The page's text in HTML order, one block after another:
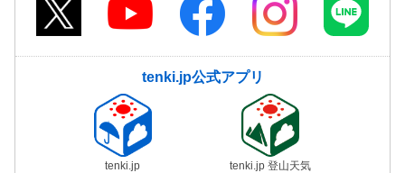
tenki.jp公式アプリ
tenki.jp tenki.jp 登山天気